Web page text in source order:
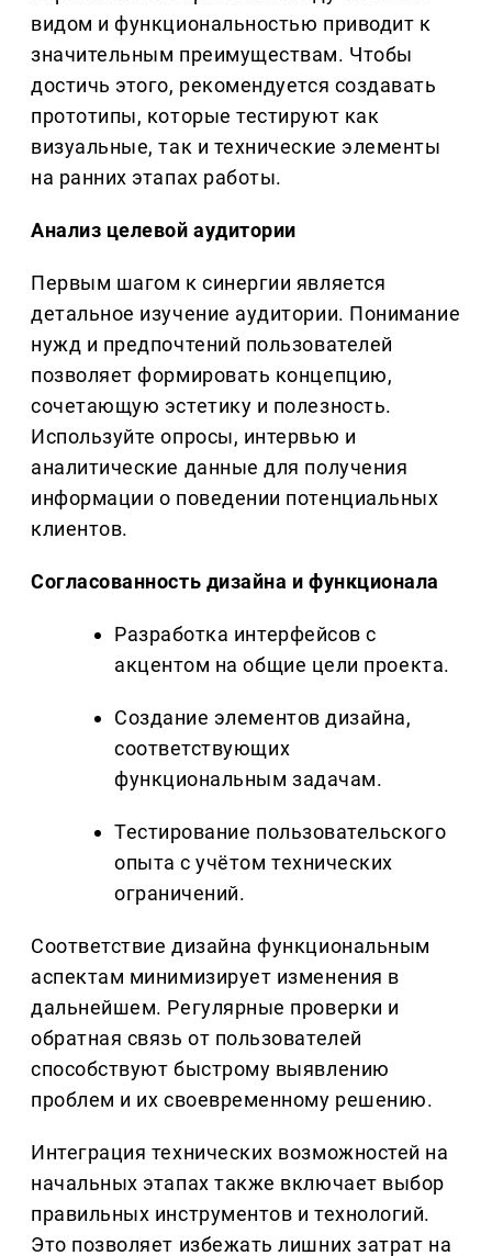
видом и функциональностью приводит к
значительным преимуществам. Чтобы
достичь этого, рекомендуется создавать
прототипы, которые тестируют как
визуальные, так и технические элементы
на ранних этапах работы.
Анализ целевой аудитории
Первым шагом к синергии является
детальное изучение аудитории. Понимание
нужд и предпочтений пользователей
позволяет формировать концепцию,
сочетающую эстетику и полезность.
Используйте опросы, интервью и
аналитические данные для получения
информации о поведении потенциальных
клиентов.
Согласованность дизайна и функционала
Разработка интерфейсов с
акцентом на общие цели проекта.
Создание элементов дизайна,
соответствующих
функциональным задачам.
Тестирование пользовательского
опыта с учётом технических
ограничений.
Соответствие дизайна функциональным
аспектам минимизирует изменения в
дальнейшем. Регулярные проверки и
обратная связь от пользователей
способствуют быстрому выявлению
проблем и их своевременному решению.
Интеграция технических возможностей на
начальных этапах также включает выбор
правильных инструментов и технологий.
Это позволяет избежать лишних затрат на